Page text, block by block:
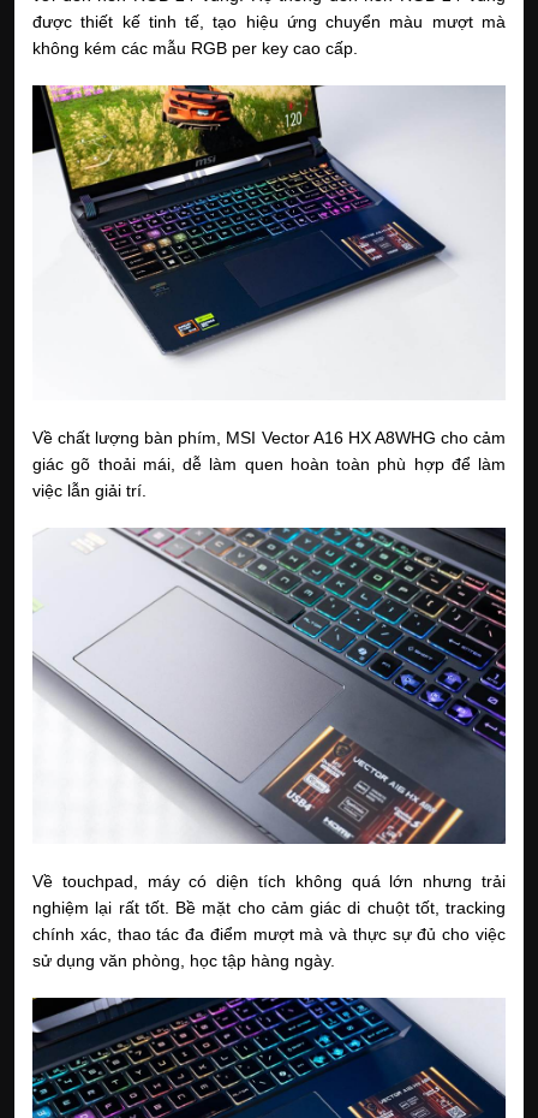
được thiết kế tinh tế, tạo hiệu ứng chuyển màu mượt mà
không kém các mẫu RGB per key cao cấp.
Về chất lượng bàn phím, MSI Vector A16 HX A8WHG cho cảm
giác gõ thoải mái, dễ làm quen hoàn toàn phù hợp để làm
việc lẫn giải trí.
Về touchpad, máy có diện tích không quá lớn nhưng trải
nghiệm lại rất tốt. Bề mặt cho cảm giác di chuột tốt, tracking
chính xác, thao tác đa điểm mượt mà và thực sự đủ cho việc
sử dụng văn phòng, học tập hàng ngày.